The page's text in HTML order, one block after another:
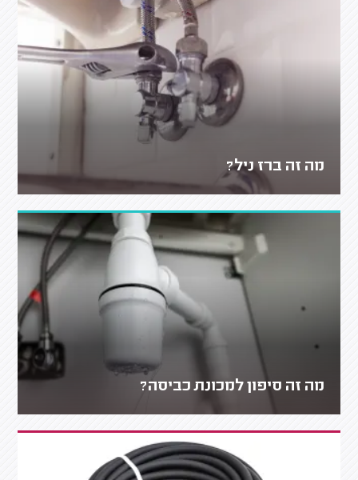
מה זה ברז ניל?
מה זה סיפון למכונת כביסה?